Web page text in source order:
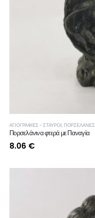
ΑΓΙΟΓΡΑΦΙΕΣ - ΣΤΑΥΡΟΙ,ΠΟΡΣΕΛΑΝΕΣ
Πορσελάνινα φτερά με Παναγία
8.06 €